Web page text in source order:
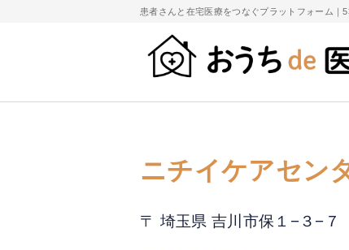
患者さんと在宅医療をつなぐプラットフォーム｜
ニチイケアセン
〒 埼玉県 吉川市保１−３−